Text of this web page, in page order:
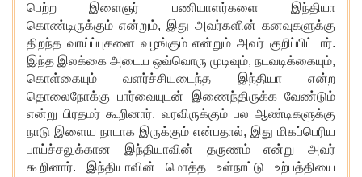
பெற்ற இளைஞர் பணியாளர்களை இந்தியா
கொண்டிருக்கும் என்றும், இது அவர்களின் கனவுகளுக்கு
திறந்த வாய்ப்புகளை வழங்கும் என்றும் அவர் குறிப்பிட்டார்.
இந்த இலக்கை அடைய ஒவ்வொரு முடிவும், நடவடிக்கையும்,
கொள்கையும் வளர்ச்சியடைந்த இந்தியா என்ற
தொலைநோக்கு பார்வையுடன் இணைந்திருக்க வேண்டும்
என்று பிரதமர் கூறினார். வரவிருக்கும் பல ஆண்டிகளுக்கு
நாடு இளைய நாடாக இருக்கும் என்பதால், இது மிகப்பெரிய
பாய்ச்சலுக்கான இந்தியாவின் தருணம் என்று அவர்
கூறினார். இந்தியாவின் மொத்த உள்நாட்டு உற்பத்தியை